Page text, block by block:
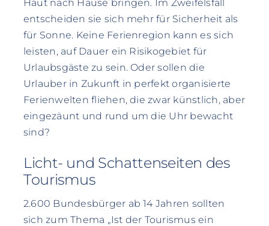
Haut nach Hause bringen. Im Zweifelsfall
entscheiden sie sich mehr für Sicherheit als
für Sonne. Keine Ferienregion kann es sich
leisten, auf Dauer ein Risikogebiet für
Urlaubsgäste zu sein. Oder sollen die
Urlauber in Zukunft in perfekt organisierte
Ferienwelten fliehen, die zwar künstlich, aber
eingezäunt und rund um die Uhr bewacht
sind?
Licht- und Schattenseiten des
Tourismus
2.600 Bundesbürger ab 14 Jahren sollten
sich zum Thema „Ist der Tourismus ein